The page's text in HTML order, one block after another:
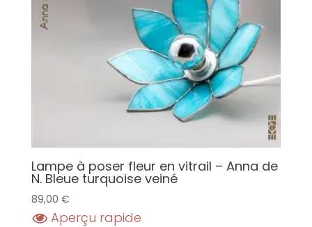
Lampe à poser fleur en vitrail – Anna de
N. Bleue turquoise veiné
89,00 €
Aperçu rapide